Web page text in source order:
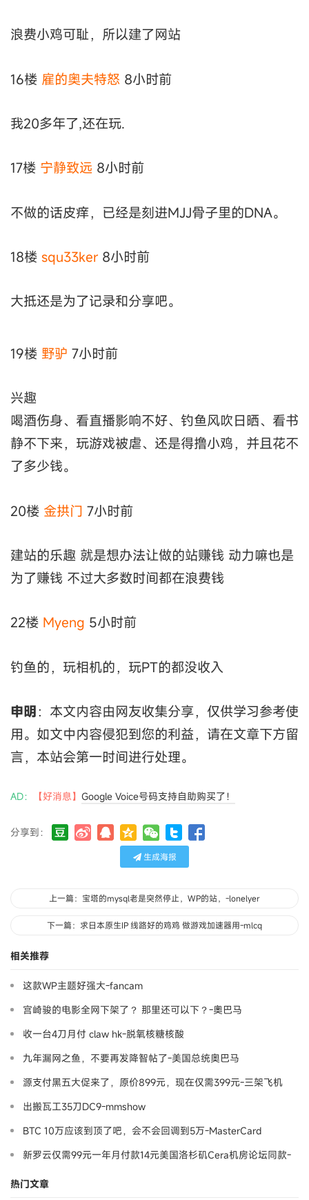
浪费小鸡可耻，所以建了网站
16楼 雇的奥夫特怒 8小时前
我20多年了,还在玩.
17楼 宁静致远 8小时前
不做的话皮痒，已经是刻进MJJ骨子里的DNA。
18楼 squ33ker 8小时前
大抵还是为了记录和分享吧。
19楼 野驴 7小时前
兴趣
喝酒伤身、看直播影响不好、钓鱼风吹日晒、看书
静不下来，玩游戏被虐、还是得撸小鸡，并且花不
了多少钱。
20楼 金拱门 7小时前
建站的乐趣 就是想办法让做的站赚钱 动力嘛也是
为了赚钱 不过大多数时间都在浪费钱
22楼 Myeng 5小时前
钓鱼的，玩相机的，玩PT的都没收入
申明：本文内容由网友收集分享，仅供学习参考使
用。如文中内容侵犯到您的利益，请在文章下方留
言，本站会第一时间进行处理。
AD： 【好消息】 Google Voice号码支持自助购买了！
分享到：
生成海报
上一篇：宝塔的mysql老是突然停止，WP的站，-lonelyer
下一篇：求日本原生IP 线路好的鸡鸡 做游戏加速器用-mlcq
相关推荐
这款WP主题好强大-fancam
宫崎骏的电影全网下架了？ 那里还可以下？-奧巴马
收一台4刀月付 claw hk-脱氧核糖核酸
九年漏网之鱼，不要再发降智帖了-美国总统奥巴马
源支付黑五大促来了，原价899元，现在仅需399元-三架飞机
出搬瓦工35刀DC9-mmshow
BTC 10万应该到顶了吧，会不会回调到5万-MasterCard
新罗云仅需99元一年月付款14元美国洛杉矶Cera机房论坛同款-
热门文章